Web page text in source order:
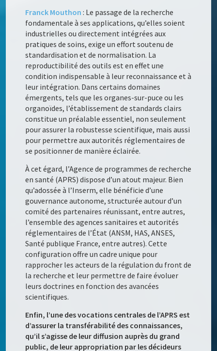
Franck Mouthon : Le passage de la recherche
fondamentale à ses applications, qu’elles soient
industrielles ou directement intégrées aux
pratiques de soins, exige un effort soutenu de
standardisation et de normalisation. La
reproductibilité des outils est en effet une
condition indispensable à leur reconnaissance et à
leur intégration. Dans certains domaines
émergents, tels que les organes-sur-puce ou les
organoïdes, l’établissement de standards clairs
constitue un préalable essentiel, non seulement
pour assurer la robustesse scientifique, mais aussi
pour permettre aux autorités réglementaires de
se positionner de manière éclairée.
À cet égard, l’Agence de programmes de recherche
en santé (APRS) dispose d’un atout majeur. Bien
qu’adossée à l’Inserm, elle bénéficie d’une
gouvernance autonome, structurée autour d’un
comité des partenaires réunissant, entre autres,
l’ensemble des agences sanitaires et autorités
réglementaires de l’État (ANSM, HAS, ANSES,
Santé publique France, entre autres). Cette
configuration offre un cadre unique pour
rapprocher les acteurs de la régulation du front de
la recherche et leur permettre de faire évoluer
leurs doctrines en fonction des avancées
scientifiques.
Enfin, l’une des vocations centrales de l’APRS est
d’assurer la transférabilité des connaissances,
qu’il s’agisse de leur diffusion auprès du grand
public, de leur appropriation par les décideurs